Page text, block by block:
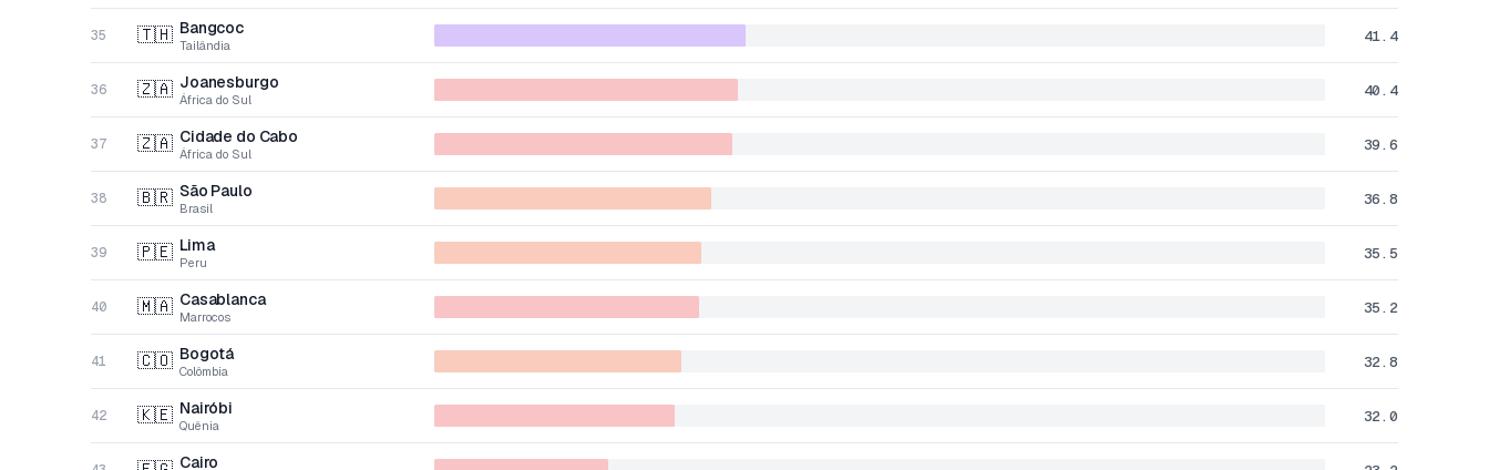
35 🇹🇭 Bangcoc
Tailândia
41.4
36 🇿🇦 Joanesburgo
África do Sul
40.4
37 🇿🇦 Cidade do Cabo
África do Sul
39.6
38 🇧🇷 São Paulo
Brasil
36.8
39 🇵🇪 Lima
Peru
35.5
40 🇲🇦 Casablanca
Marrocos
35.2
41 🇨🇴 Bogotá
Colômbia
32.8
42 🇰🇪 Nairóbi
Quênia
32.0
Cairo